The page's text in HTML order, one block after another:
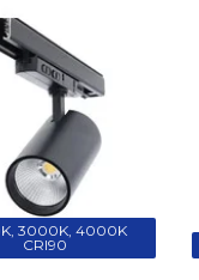
3000K, 4000K
CRI90